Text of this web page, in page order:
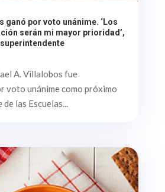
ganó por voto unánime. ‘Los
serán mi mayor prioridad’,
A. Villalobos fue
voto unánime como próximo
las Escuelas...